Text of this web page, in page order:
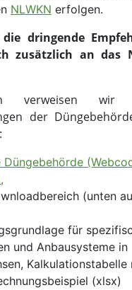
NLWKN erfolgen.
dringende
zusätzlich an das
verweisen
der
Düngebehörde
(unten
für
und Anbausysteme in
Kalkulationstabelle
(xlsx)